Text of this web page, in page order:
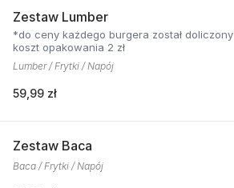
Zestaw Lumber
*do ceny każdego burgera został doliczony
koszt opakowania 2 zł
Lumber / Frytki / Napój
59,99 zł
Zestaw Baca
Baca / Frytki / Napój